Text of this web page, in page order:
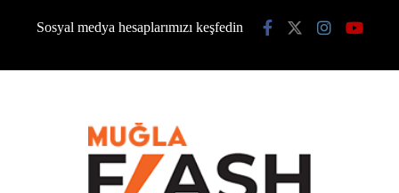
Marmaris’te derelerde
temizlik seferberliği
yataklarında biriken balçık, mil ve çevre kirliliğine
neden olan atıkları temizleyerek hem kötü koku hem